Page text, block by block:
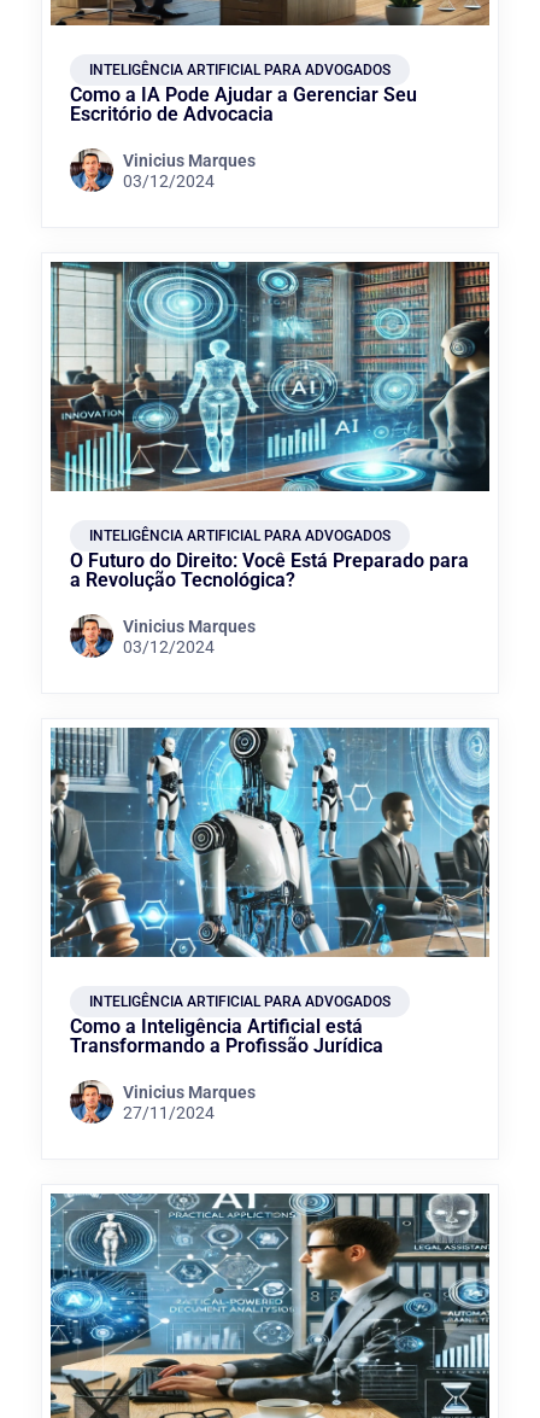
INTELIGÊNCIA ARTIFICIAL PARA ADVOGADOS
Como a IA Pode Ajudar a Gerenciar Seu
Escritório de Advocacia
Vinicius Marques
03/12/2024
INTELIGÊNCIA ARTIFICIAL PARA ADVOGADOS
O Futuro do Direito: Você Está Preparado para
a Revolução Tecnológica?
Vinicius Marques
03/12/2024
INTELIGÊNCIA ARTIFICIAL PARA ADVOGADOS
Como a Inteligência Artificial está
Transformando a Profissão Jurídica
Vinicius Marques
27/11/2024